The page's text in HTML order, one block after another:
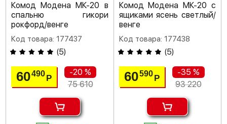
Комод Модена МК-20 в
спальню гикори
рокфорд/венге
Код товара: 177437
(5)
60490Р
-20 %
75 610
Комод Модена МК-20 с
ящиками ясень светлый/
венге
Код товара: 177438
(5)
60590 Р
-35 %
93 220